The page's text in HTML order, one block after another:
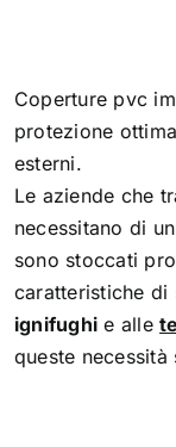
Coperture pvc
protezione
esterni.
Le aziende che
necessitano di
sono stoccati
caratteristiche
ignifughi e alle
queste